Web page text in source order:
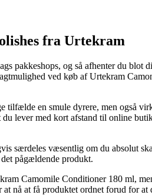
fra Urtekram
pakkeshops, og så afhenter du blot
ved køb af Urtekram
tilfælde en smule dyrere, men også
lever med kort afstand til online
særdeles væsentlig om du absolut
pågældende produkt.
Camomile Conditioner 180 ml,
nå at få produktet ordnet forud for at